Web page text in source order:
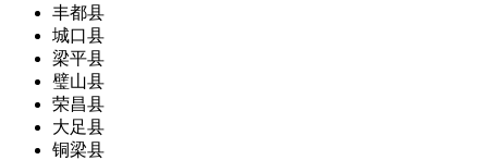
丰都县
城口县
梁平县
璧山县
荣昌县
大足县
铜梁县